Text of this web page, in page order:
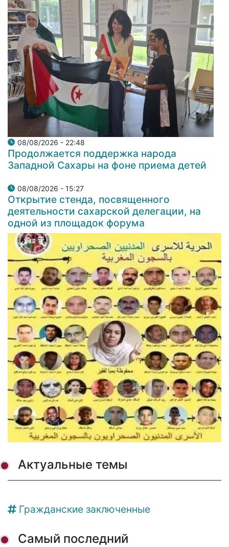
08/08/2026 - 22:48
Продолжается поддержка народа
Западной Сахары на фоне приема детей
08/08/2026 - 15:27
Открытие стенда, посвященного
деятельности сахарской делегации, на
одной из площадок форума
Актуальные темы
Гражданские заключенные
Самый последний